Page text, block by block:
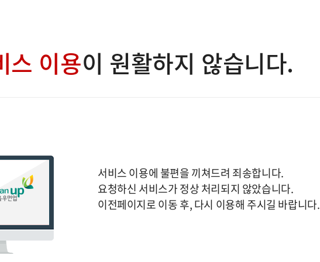
스 이용이 원활하지 않습니다.
서비스 이용에 불편을 끼쳐드려 죄송합니다.
요청하신 서비스가 정상 처리되지 않았습니다.
이전페이지로 이동 후, 다시 이용해 주시길 바랍니다.